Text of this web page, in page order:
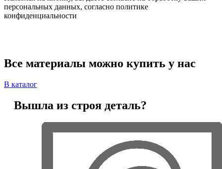
персональных данных, согласно политике
конфиденциальности
Все материалы можно купить у нас
В каталог
Вышла из строя деталь?